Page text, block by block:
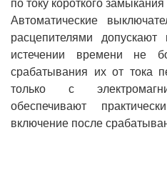
по току короткого
Автоматические
расцепителями
истечении времени не
срабатывания их от тока
только с
обеспечивают
включение после